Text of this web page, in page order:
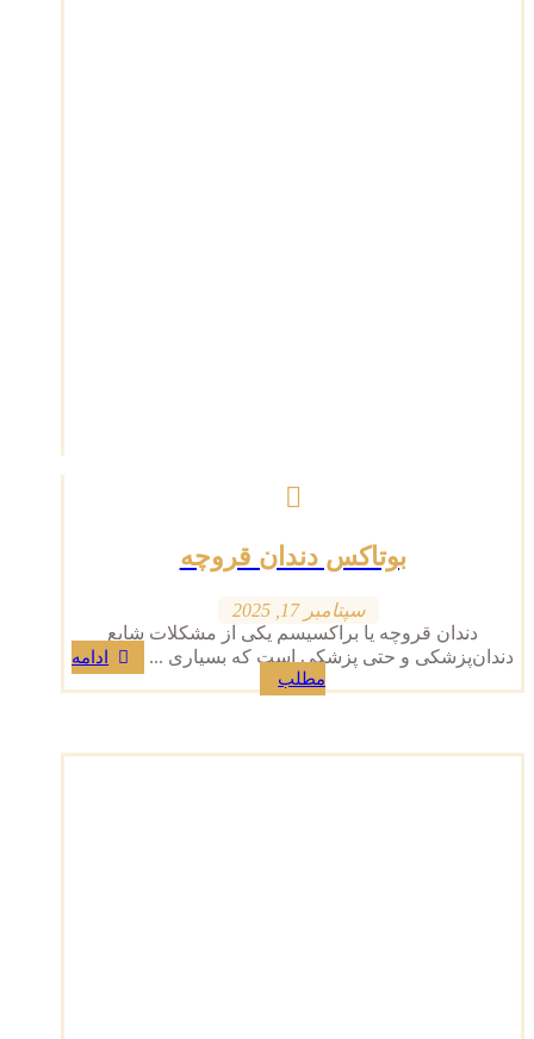
بوتاکس دندان قروچه
سپتامبر 17, 2025
دندان قروچه یا براکسیسم یکی از مشکلات شایع
دندان‌پزشکی و حتی پزشکی است که بسیاری ...
ادامه
مطلب